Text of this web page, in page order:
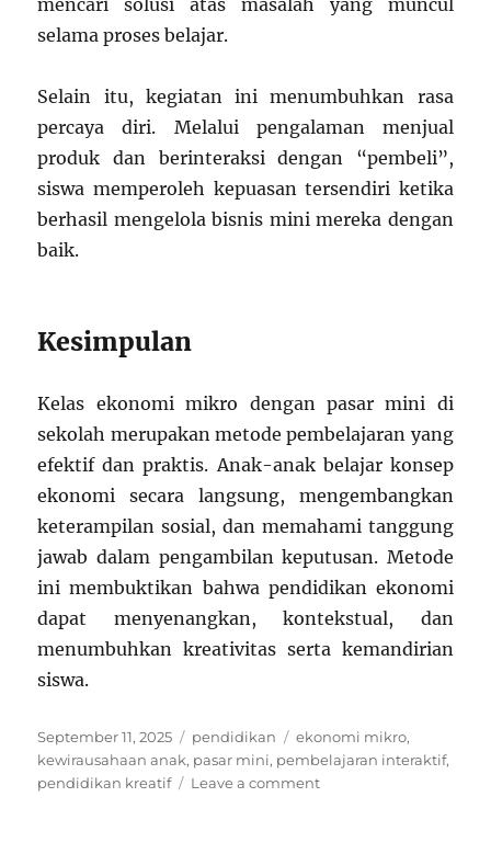
selama proses belajar.
Selain itu, kegiatan ini menumbuhkan rasa
percaya diri. Melalui pengalaman menjual
produk dan berinteraksi dengan “pembeli”,
siswa memperoleh kepuasan tersendiri ketika
berhasil mengelola bisnis mini mereka dengan
baik.
Kesimpulan
Kelas ekonomi mikro dengan pasar mini di
sekolah merupakan metode pembelajaran yang
efektif dan praktis. Anak-anak belajar konsep
ekonomi secara langsung, mengembangkan
keterampilan sosial, dan memahami tanggung
jawab dalam pengambilan keputusan. Metode
ini membuktikan bahwa pendidikan ekonomi
dapat menyenangkan, kontekstual, dan
menumbuhkan kreativitas serta kemandirian
siswa.
Posted
on
September 11, 2025 Categories
pendidikan Tags
ekonomi mikro,
kewirausahaan anak, pasar mini, pembelajaran interaktif,
pendidikan kreatif
Leave a commenton